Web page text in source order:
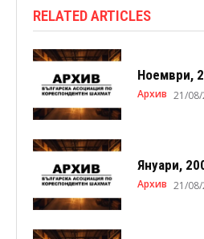
RELATED ARTICLES
Ноември,
Архив 21/
Януари,
Архив 21/